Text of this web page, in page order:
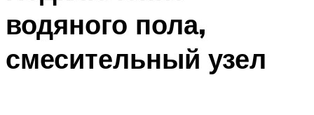
водяного пола,
смесительный узел